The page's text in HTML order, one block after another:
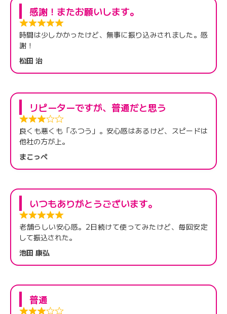
感謝！またお願いします。
時間は少しかかったけど、無事に振り込みされました。感
謝！
松田 治
リピーターですが、普通だと思う
良くも悪くも「ふつう」。安心感はあるけど、スピードは
他社の方が上。
まこっぺ
いつもありがとうございます。
老舗らしい安心感。2日続けて使ってみたけど、毎回安定
して振込された。
池田 康弘
普通